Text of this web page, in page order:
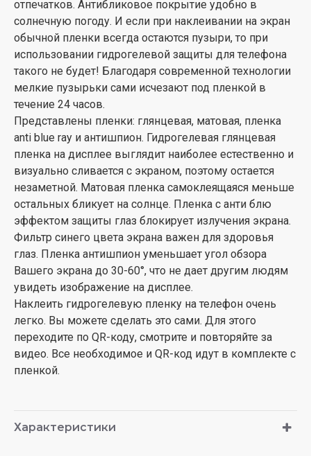
отпечатков. Антибликовое покрытие удобно в
солнечную погоду. И если при наклеивании на экран
обычной пленки всегда остаются пузыри, то при
использовании гидрогелевой защиты для телефона
такого не будет! Благодаря современной технологии
мелкие пузырьки сами исчезают под пленкой в
течение 24 часов.
Представлены пленки: глянцевая, матовая, пленка
anti blue ray и антишпион. Гидрогелевая глянцевая
пленка на дисплее выглядит наиболее естественно и
визуально сливается с экраном, поэтому остается
незаметной. Матовая пленка самоклеящаяся меньше
остальных бликует на солнце. Пленка с анти блю
эффектом защиты глаз блокирует излучения экрана.
Фильтр синего цвета экрана важен для здоровья
глаз. Пленка антишпион уменьшает угол обзора
Вашего экрана до 30-60°, что не дает другим людям
увидеть изображение на дисплее.
Наклеить гидрогелевую пленку на телефон очень
легко. Вы можете сделать это сами. Для этого
переходите по QR-коду, смотрите и повторяйте за
видео. Все необходимое и QR-код идут в комплекте с
пленкой.
Характеристики